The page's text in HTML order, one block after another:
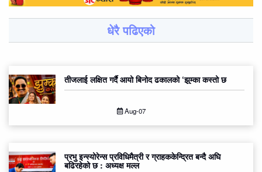
धेरै पढिएको
तीजलाई लक्षित गर्दै आयो बिनोद ढकालको ‘झुम्का कस्तो छ
Aug-07
प्रभु इन्स्योरेन्स प्रविधिमैत्री र ग्राहककेन्द्रित बन्दै अघि
बढिरहेको छ : अध्यक्ष मल्ल